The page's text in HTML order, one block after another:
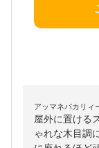
アッマネバカリィ
屋外に置ける
ゃれな木目調